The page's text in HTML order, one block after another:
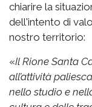
chiarire la
dell'intento di
nostro territorio:
«Il Rione Santa
all’attività
nello studio e